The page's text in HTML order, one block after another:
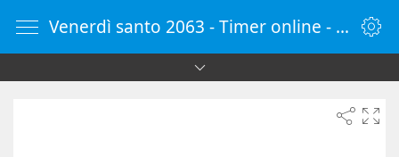
Venerdì santo 2063 - Timer online - Countdown